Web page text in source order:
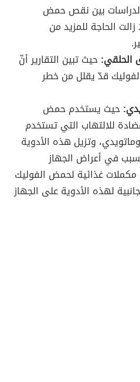
بين نقص حمض
الحاجة للمزيد من
الحلقي:حيث تبين التقارير أنّ
قدّ يقلل من خطر
حيث يستخدم حمض
للالتهاب التي تستخدم
وتزيل هذه الأدوية
في أعراض الجهاز
غذائية لحمض الفوليك
لهذه الأدوية على الجهاز